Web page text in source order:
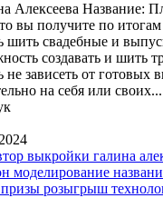
Алексеева Название:
вы получите по
шить свадебные и
создавать и шить
зависеть от готовых
на себя или своих...
выкройки галина
моделирование
призы розыгрыш